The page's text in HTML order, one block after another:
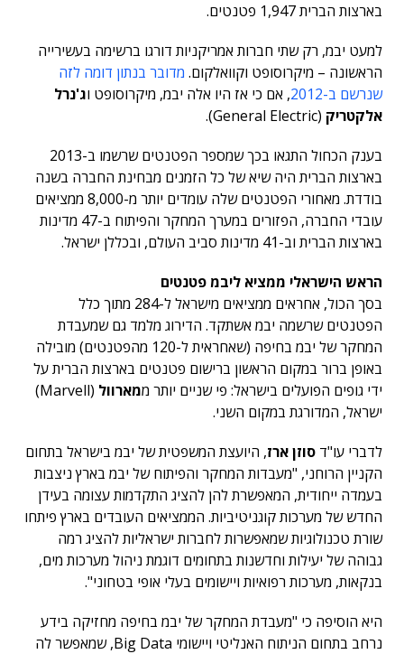
בארצות הברית 1,947 פטנטים.
למעט יבמ, רק שתי חברות אמריקניות דורגו ברשימה בעשירייה
הראשונה – מיקרוסופט וקוואלקום. מדובר בנתון דומה לזה
שנרשם ב-2012
, אם כי אז היו אלה יבמ, מיקרוסופט וג'נרל
אלקטריק (General Electric).
בענק הכחול התגאו בכך שמספר הפטנטים שרשמו ב-2013
בארצות הברית היה שיא של כל הזמנים מבחינת החברה בשנה
בודדת. מאחורי הפטנטים שלה עומדים יותר מ-8,000 ממציאים
עובדי החברה, הפזורים במערך המחקר והפיתוח ב-47 מדינות
בארצות הברית וב-41 מדינות סביב העולם, ובכללן ישראל.
הראש הישראלי ממציא ליבמ פטנטים
בסך הכול, אחראים ממציאים מישראל ל-284 מתוך כלל
הפטנטים שרשמה יבמ אשתקד. הדירוג מלמד גם שמעבדת
המחקר של יבמ בחיפה (שאחראית ל-120 מהפטנטים) מובילה
באופן ברור במקום הראשון ברישום פטנטים בארצות הברית על
ידי גופים הפועלים בישראל: פי שניים יותר ממארוול
(Marvell)
ישראל, המדורגת במקום השני.
לדברי עו"ד סוזן ארז, היועצת המשפטית של יבמ בישראל בתחום
הקניין הרוחני, "מעבדות המחקר והפיתוח של יבמ בארץ ניצבות
בעמדה ייחודית, המאפשרת להן להציג התקדמות עצומה בעידן
החדש של מערכות קוגניטיביות. הממציאים העובדים בארץ פיתחו
שורת טכנולוגיות שמאפשרות לחברות ישראליות להציג רמה
גבוהה של יעילות וחדשנות בתחומים דוגמת ניהול מערכות מים,
בנקאות, מערכות רפואיות ויישומים בעלי אופי בטחוני".
היא הוסיפה כי "מעבדת המחקר של יבמ בחיפה מחזיקה בידע
נרחב בתחום הניתוח האנליטי ויישומי Big Data, שמאפשר לה